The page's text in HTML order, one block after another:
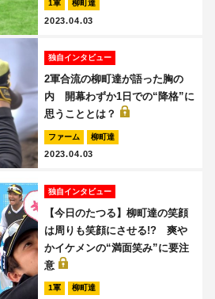
1軍 柳町達
2023.04.03
独自インタビュー
2軍合流の柳町達が語った胸の
内 開幕わずか1日での“降格”に
思うこととは？
ファーム 柳町達
2023.04.03
独自インタビュー
【今日のたつる】柳町達の笑顔
は周りも笑顔にさせる!? 爽や
かイケメンの“満面笑み”に要注
意
1軍 柳町達